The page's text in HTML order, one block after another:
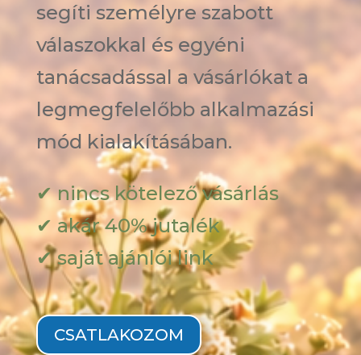
segíti személyre szabott
válaszokkal és egyéni
tanácsadással a vásárlókat a
legmegfelelőbb alkalmazási
mód kialakításában.
✔ nincs kötelező vásárlás
✔ akár 40% jutalék
✔ saját ajánlói link
CSATLAKOZOM